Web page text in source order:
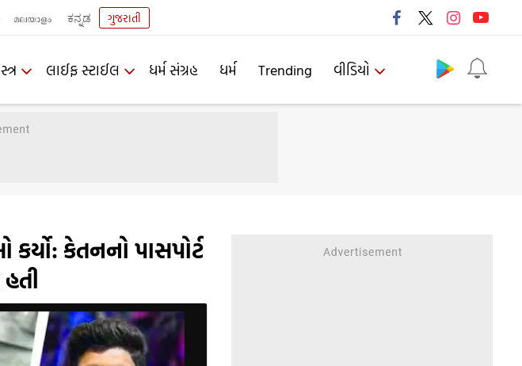
മലയാളം ಕನ್ನಡ ગુજરાતી
લાઈફ સ્ટાઈલ ધર્મ સંગ્રહ ધર્મ Trending વીડિયો
કેતનનો પાસપોર્ટ